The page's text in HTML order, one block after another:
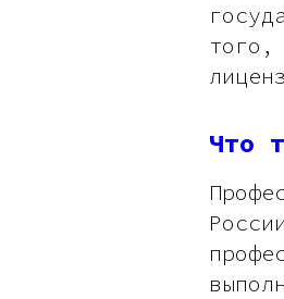
того,
Что